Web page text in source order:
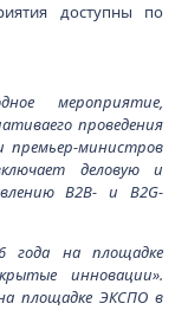
доступны по
мероприятие,
проведения
премьер-министров
деловую и
B2B- и B2G-
года на площадке
инновации».
площадке ЭКСПО в